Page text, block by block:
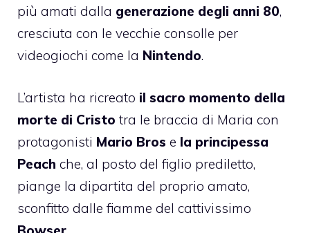
più amati dalla generazione degli anni 80,
cresciuta con le vecchie consolle per
videogiochi come la Nintendo.
L’artista ha ricreato il sacro momento della
morte di Cristo tra le braccia di Maria con
protagonisti Mario Bros e la principessa
Peach che, al posto del figlio prediletto,
piange la dipartita del proprio amato,
sconfitto dalle fiamme del cattivissimo